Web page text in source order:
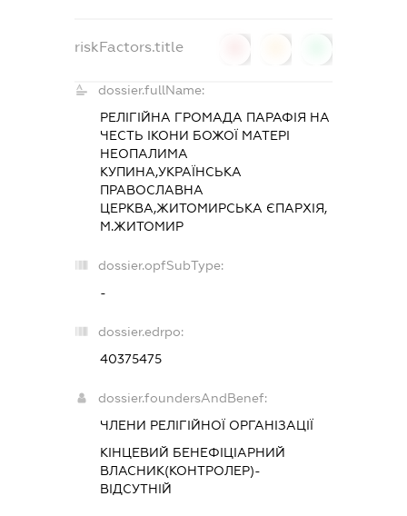
riskFactors.title
dossier.fullName:
РЕЛІГІЙНА ГРОМАДА ПАРАФІЯ НА
ЧЕСТЬ ІКОНИ БОЖОЇ МАТЕРІ
НЕОПАЛИМА
КУПИНА,УКРАЇНСЬКА
ПРАВОСЛАВНА
ЦЕРКВА,ЖИТОМИРСЬКА ЄПАРХІЯ,
М.ЖИТОМИР
dossier.opfSubType:
-
dossier.edrpo:
40375475
dossier.foundersAndBenef:
ЧЛЕНИ РЕЛІГІЙНОЇ ОРГАНІЗАЦІЇ
КІНЦЕВИЙ БЕНЕФІЦІАРНИЙ
ВЛАСНИК(КОНТРОЛЕР)-
ВІДСУТНІЙ